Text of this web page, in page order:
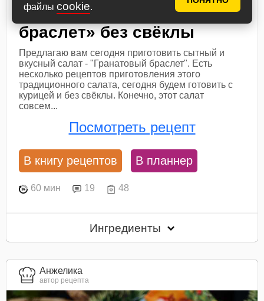
файлы cookie.
Салат «Гранатовый
браслет» без свёклы
Предлагаю вам сегодня приготовить сытный и
вкусный салат - "Гранатовый браслет". Есть
несколько рецептов приготовления этого
традиционного салата, сегодня будем готовить с
курицей и без свёклы. Конечно, этот салат
совсем...
Посмотреть рецепт
В книгу рецептов В планнер
60 мин 19 48
Ингредиенты
Анжелика
автор рецепта